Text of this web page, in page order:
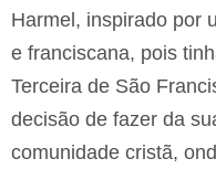
Harmel, inspirado por
e franciscana, pois
Terceira de São
decisão de fazer da
comunidade cristã,